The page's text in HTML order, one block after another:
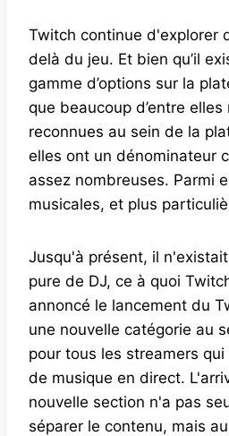
Twitch continue d'explorer
delà du jeu. Et bien qu’il
gamme d’options sur la
que beaucoup d’entre elles
reconnues au sein de la
elles ont un dénominateur
assez nombreuses. Parmi
musicales, et plus
Jusqu'à présent, il
pure de DJ, ce à quoi
annoncé le lancement du
une nouvelle catégorie au
pour tous les streamers
de musique en direct.
nouvelle section n'a pas
séparer le contenu, mais